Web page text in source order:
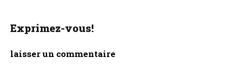
Exprimez-vous!
laisser un commentaire